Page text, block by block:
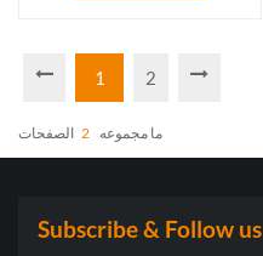
1 2
ما مجموعه 2 الصفحات
Subscribe & Follow us